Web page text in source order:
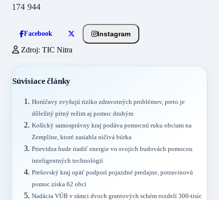
174 944
Facebook Instagram
Zdroj: TIC Nitra
Súvisiace články
Horúčavy zvyšujú riziko zdravotných problémov, preto je
dôležitý pitný režim aj pomoc druhým
Košický samosprávny kraj podáva pomocnú ruku obciam na
Zemplíne, ktoré zasiahla ničivá búrka
Prievidza bude riadiť energie vo svojich budovách pomocou
inteligentných technológií
Prešovský kraj opäť podporí pojazdné predajne, potravinovú
pomoc získa 62 obcí
Nadácia VÚB v rámci dvoch grantových schém rozdelí 300-tisíc